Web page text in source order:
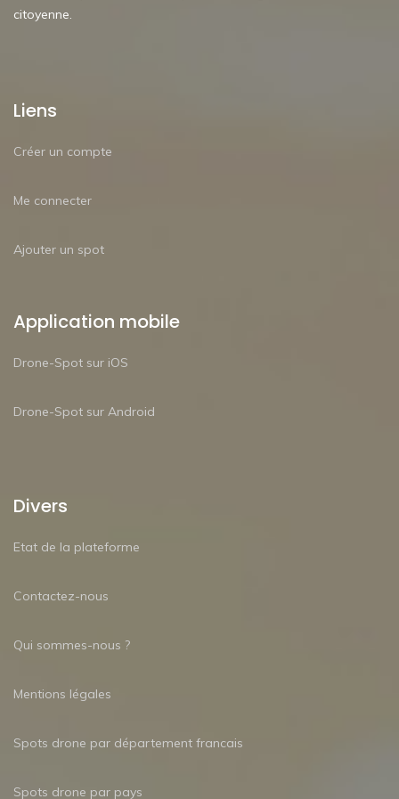
citoyenne.
Liens
Créer un compte
Me connecter
Ajouter un spot
Application mobile
Drone-Spot sur iOS
Drone-Spot sur Android
Divers
Etat de la plateforme
Contactez-nous
Qui sommes-nous ?
Mentions légales
Spots drone par département francais
Spots drone par pays